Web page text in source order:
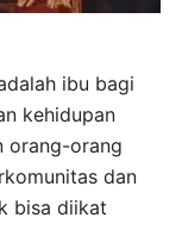
ibu bagi
kehidupan
orang-orang
dan
bisa diikat